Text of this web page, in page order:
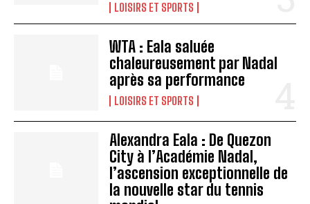
LOISIRS ET SPORTS
WTA : Eala saluée
chaleureusement par Nadal
après sa performance
LOISIRS ET SPORTS
Alexandra Eala : De Quezon
City à l’Académie Nadal,
l’ascension exceptionnelle de
la nouvelle star du tennis